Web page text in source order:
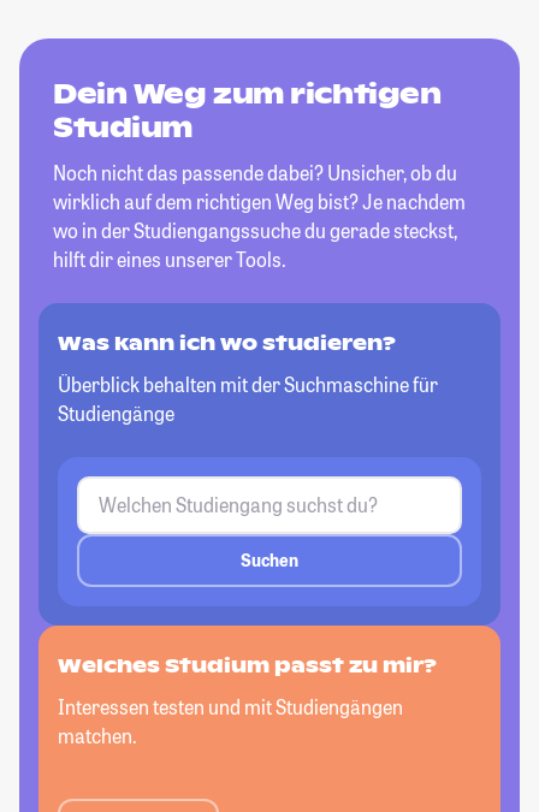
Dein Weg zum richtigen
Studium
Noch nicht das passende dabei? Unsicher, ob du
wirklich auf dem richtigen Weg bist? Je nachdem
wo in der Studiengangssuche du gerade steckst,
hilft dir eines unserer Tools.
Was kann ich wo studieren?
Überblick behalten mit der Suchmaschine für
Studiengänge
Suchen
Welches Studium passtzu mir?
Interessen testen und mit Studiengängen
matchen.